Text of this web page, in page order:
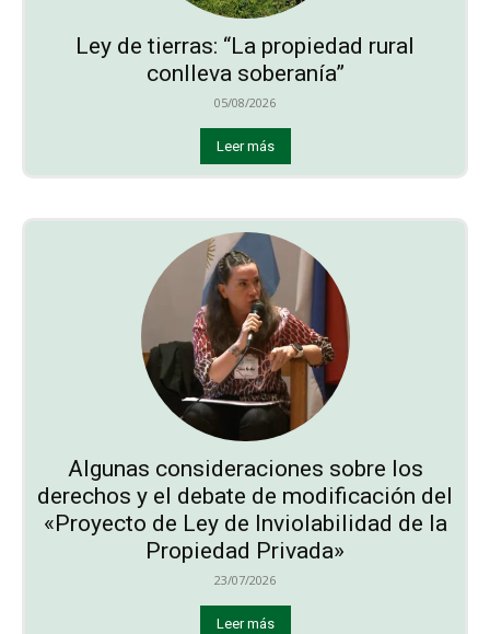
Ley de tierras: “La propiedad rural
conlleva soberanía”
05/08/2026
Leer más
Algunas consideraciones sobre los
derechos y el debate de modificación del
«Proyecto de Ley de Inviolabilidad de la
Propiedad Privada»
23/07/2026
Leer más